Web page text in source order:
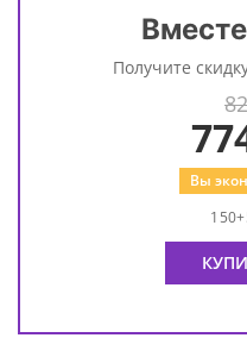
Получите
Вы